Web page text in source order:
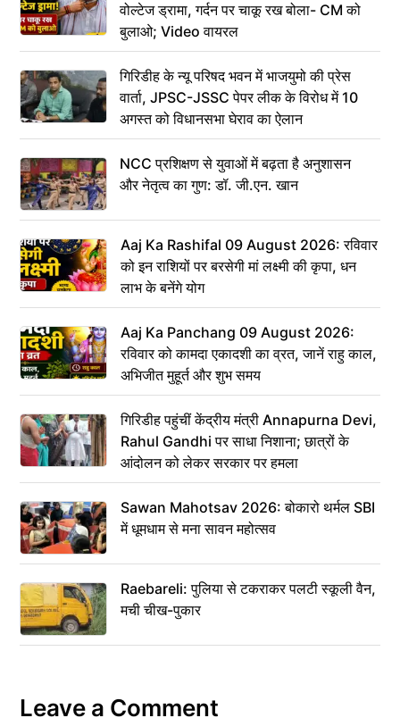
वोल्टेज ड्रामा, गर्दन पर चाकू रख बोला- CM को
बुलाओ; Video वायरल
गिरिडीह के न्यू परिषद भवन में भाजयुमो की प्रेस
वार्ता, JPSC-JSSC पेपर लीक के विरोध में 10
अगस्त को विधानसभा घेराव का ऐलान
NCC प्रशिक्षण से युवाओं में बढ़ता है अनुशासन
और नेतृत्व का गुण: डॉ. जी.एन. खान
Aaj Ka Rashifal 09 August 2026: रविवार
को इन राशियों पर बरसेगी मां लक्ष्मी की कृपा, धन
लाभ के बनेंगे योग
Aaj Ka Panchang 09 August 2026:
रविवार को कामदा एकादशी का व्रत, जानें राहु काल,
अभिजीत मुहूर्त और शुभ समय
गिरिडीह पहुंचीं केंद्रीय मंत्री Annapurna Devi,
Rahul Gandhi पर साधा निशाना; छात्रों के
आंदोलन को लेकर सरकार पर हमला
Sawan Mahotsav 2026: बोकारो थर्मल SBI
में धूमधाम से मना सावन महोत्सव
Raebareli: पुलिया से टकराकर पलटी स्कूली वैन,
मची चीख-पुकार
Leave a Comment